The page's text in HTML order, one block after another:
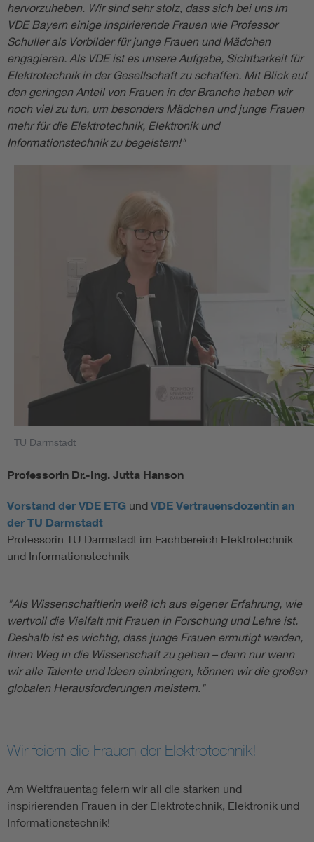
hervorzuheben. Wir sind sehr stolz, dass sich bei uns im
VDE Bayern einige inspirierende Frauen wie Professor
Schuller als Vorbilder für junge Frauen und Mädchen
engagieren. Als VDE ist es unsere Aufgabe, Sichtbarkeit für
Elektrotechnik in der Gesellschaft zu schaffen. Mit Blick auf
den geringen Anteil von Frauen in der Branche haben wir
noch viel zu tun, um besonders Mädchen und junge Frauen
mehr für die Elektrotechnik, Elektronik und
Informationstechnik zu begeistern!"
TU Darmstadt
Professorin Dr.-Ing. Jutta Hanson
Vorstand der VDE ETG und VDE Vertrauensdozentin an
der TU Darmstadt
Professorin TU Darmstadt im Fachbereich Elektrotechnik
und Informationstechnik
"Als Wissenschaftlerin weiß ich aus eigener Erfahrung, wie
wertvoll die Vielfalt mit Frauen in Forschung und Lehre ist.
Deshalb ist es wichtig, dass junge Frauen ermutigt werden,
ihren Weg in die Wissenschaft zu gehen – denn nur wenn
wir alle Talente und Ideen einbringen, können wir die großen
globalen Herausforderungen meistern."
Wir feiern die Frauen der Elektrotechnik!
Am Weltfrauentag feiern wir all die starken und
inspirierenden Frauen in der Elektrotechnik, Elektronik und
Informationstechnik!